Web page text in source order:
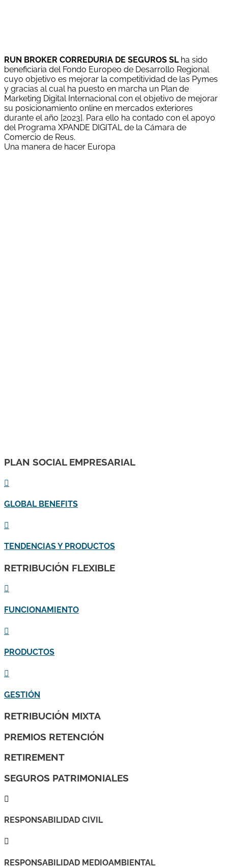
RUN BROKER CORREDURIA DE SEGUROS SLha sido
beneficiaria del Fondo Europeo de Desarrollo Regional
cuyo objetivo es mejorar la competitividad de las Pymes
y gracias al cual ha puesto en marcha un Plan de
Marketing Digital Internacional con el objetivo de mejorar
su posicionamiento online en mercados exteriores
durante el año [2023]. Para ello ha contado con el apoyo
del Programa XPANDE DIGITAL de la Cámara de
Comercio de Reus.
Una manera de hacer Europa
PLAN SOCIAL EMPRESARIAL

GLOBAL BENEFITS

TENDENCIAS Y PRODUCTOS
RETRIBUCIÓN FLEXIBLE

FUNCIONAMIENTO

PRODUCTOS

GESTIÓN
RETRIBUCIÓN MIXTA
PREMIOS RETENCIÓN
RETIREMENT
SEGUROS PATRIMONIALES

RESPONSABILIDAD CIVIL

RESPONSABILIDAD MEDIOAMBIENTAL